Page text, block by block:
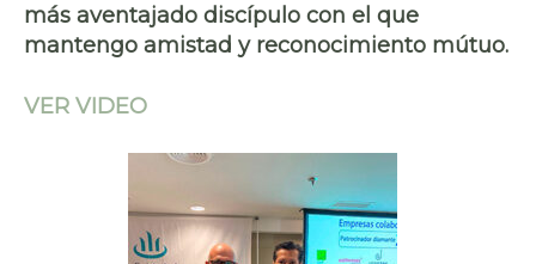
más aventajado discípulo con el que
mantengo amistad y reconocimiento mútuo.
VER VIDEO